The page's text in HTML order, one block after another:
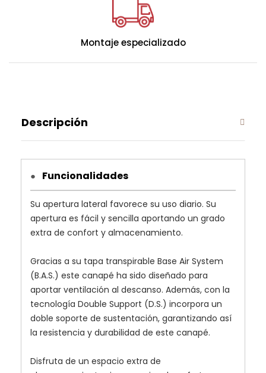
Montaje especializado
Descripción
● Funcionalidades
Su apertura lateral favorece su uso diario. Su
apertura es fácil y sencilla aportando un grado
extra de confort y almacenamiento.
Gracias a su tapa transpirable Base Air System
(B.A.S.) este canapé ha sido diseñado para
aportar ventilación al descanso. Además, con la
tecnología Double Support (D.S.) incorpora un
doble soporte de sustentación, garantizando así
la resistencia y durabilidad de este canapé.
Disfruta de un espacio extra de